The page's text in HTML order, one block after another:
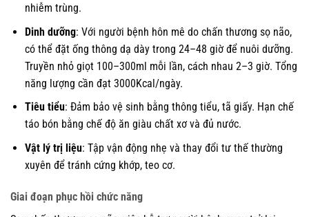
nhiễm trùng.
Dinh dưỡng: Với người bệnh hôn mê do chấn thương sọ não,
có thể đặt ống thông dạ dày trong 24–48 giờ để nuôi dưỡng.
Truyền nhỏ giọt 100–300ml mỗi lần, cách nhau 2–3 giờ. Tổng
năng lượng cần đạt 3000Kcal/ngày.
Tiêu tiểu: Đảm bảo vệ sinh bằng thông tiểu, tã giấy. Hạn chế
táo bón bằng chế độ ăn giàu chất xơ và đủ nước.
Vật lý trị liệu: Tập vận động nhẹ và thay đổi tư thế thường
xuyên để tránh cứng khớp, teo cơ.
Giai đoạn phục hồi chức năng